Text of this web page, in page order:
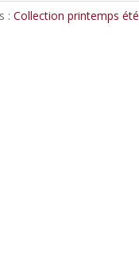
:Collection printemps été